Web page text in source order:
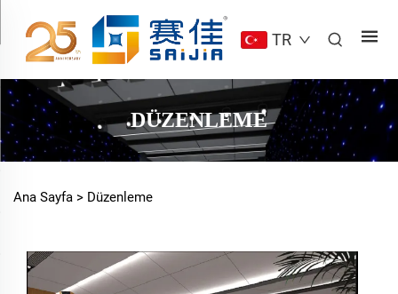
TR
DÜZENLEME
Ana Sayfa > Düzenleme